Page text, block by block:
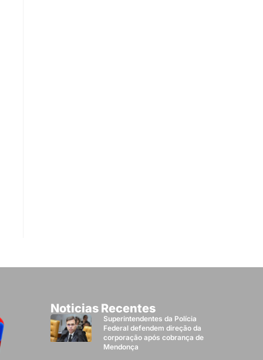
Noticias Recentes
Superintendentes da Polícia
Federal defendem direção da
corporação após cobrança de
Mendonça